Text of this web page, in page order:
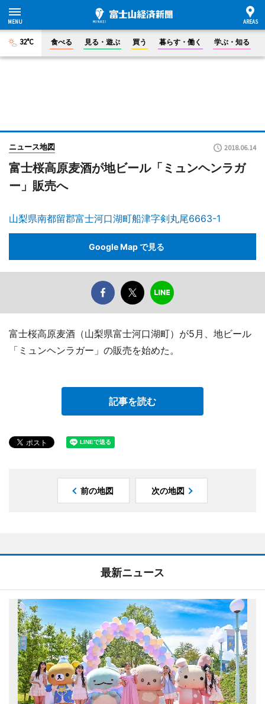
32°C 食べる 見る・遊ぶ 買う 暮らす・働く 学ぶ・知る
ニュース地図 2018.06.14
富士桜高原麦酒が地ビール「ミュンヘンラガ
ー」販売へ
山梨県南都留郡富士河口湖町船津字剣丸尾6663-1
Google Map で見る
富士桜高原麦酒（山梨県富士河口湖町）が5月、地ビール
「ミュンヘンラガー」の販売を始めた。
記事を読む
前の地図 次の地図
最新ニュース